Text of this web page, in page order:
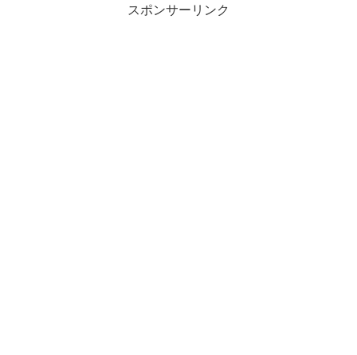
スポンサーリンク